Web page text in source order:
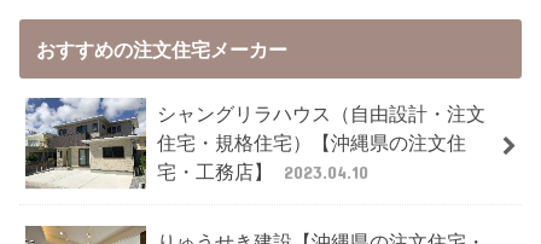
おすすめの注文住宅メーカー
シャングリラハウス（自由設計・注文
住宅・規格住宅）【沖縄県の注文住
宅・工務店】
2023.04.10